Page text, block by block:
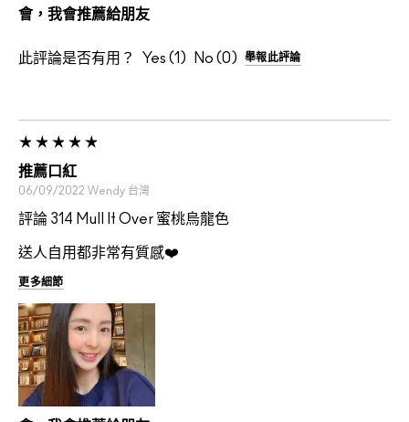
會，我會推薦給朋友
此評論是否有用？ 1 0 舉報此評論
推薦口紅
06/09/2022 Wendy 台灣
評論 314 Mull It Over 蜜桃烏龍色
送人自用都非常有質感❤️
更多細節